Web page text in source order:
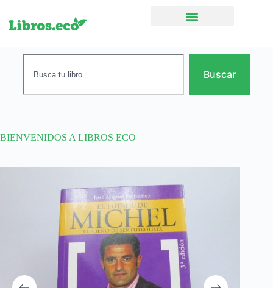
Buscar
BIENVENIDOS A LIBROS ECO